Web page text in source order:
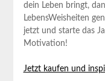
dein ​Leben‍ bringt,
LebensWeisheiten
jetzt und starte das
Motivation!
Jetzt kaufen ⁤und⁤